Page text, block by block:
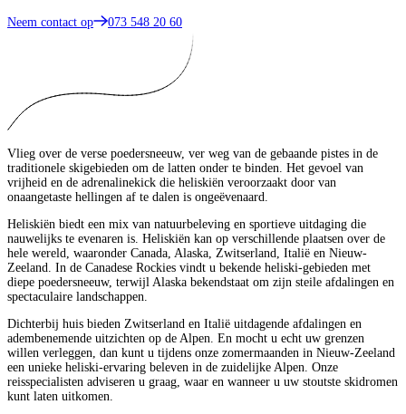
Neem contact op 073 548 20 60
Vlieg over de verse poedersneeuw, ver weg van de gebaande pistes in de
traditionele skigebieden om de latten onder te binden. Het gevoel van
vrijheid en de adrenalinekick die heliskiën veroorzaakt door van
onaangetaste hellingen af te dalen is ongeëvenaard.
Heliskiën biedt een mix van natuurbeleving en sportieve uitdaging die
nauwelijks te evenaren is. Heliskiën kan op verschillende plaatsen over de
hele wereld, waaronder Canada, Alaska, Zwitserland, Italië en Nieuw-
Zeeland. In de Canadese Rockies vindt u bekende heliski-gebieden met
diepe poedersneeuw, terwijl Alaska bekendstaat om zijn steile afdalingen en
spectaculaire landschappen.
Dichterbij huis bieden Zwitserland en Italië uitdagende afdalingen en
adembenemende uitzichten op de Alpen. En mocht u echt uw grenzen
willen verleggen, dan kunt u tijdens onze zomermaanden in Nieuw-Zeeland
een unieke heliski-ervaring beleven in de zuidelijke Alpen. Onze
reisspecialisten adviseren u graag, waar en wanneer u uw stoutste skidromen
kunt laten uitkomen.